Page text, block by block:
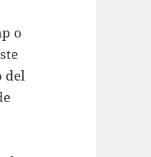
o
del